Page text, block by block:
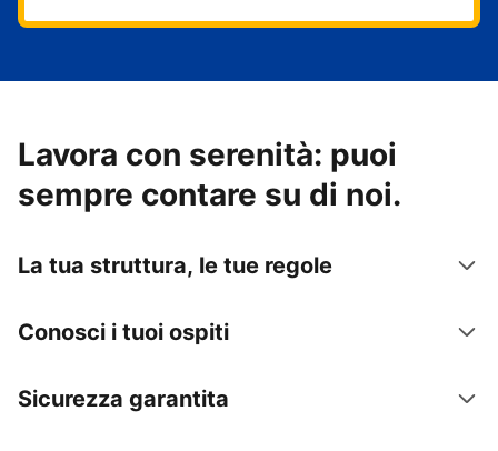
Lavora con serenità: puoi
sempre contare su di noi.
La tua struttura, le tue regole
Conosci i tuoi ospiti
Sicurezza garantita